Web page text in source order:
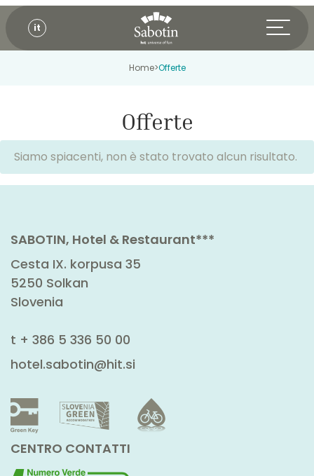
it
Home>Offerte
Offerte
Siamo spiacenti, non è stato trovato alcun risultato.
SABOTIN, Hotel & Restaurant***
Cesta IX. korpusa 35
5250 Solkan
Slovenia
t + 386 5 336 50 00
hotel.sabotin@hit.si
CENTRO CONTATTI